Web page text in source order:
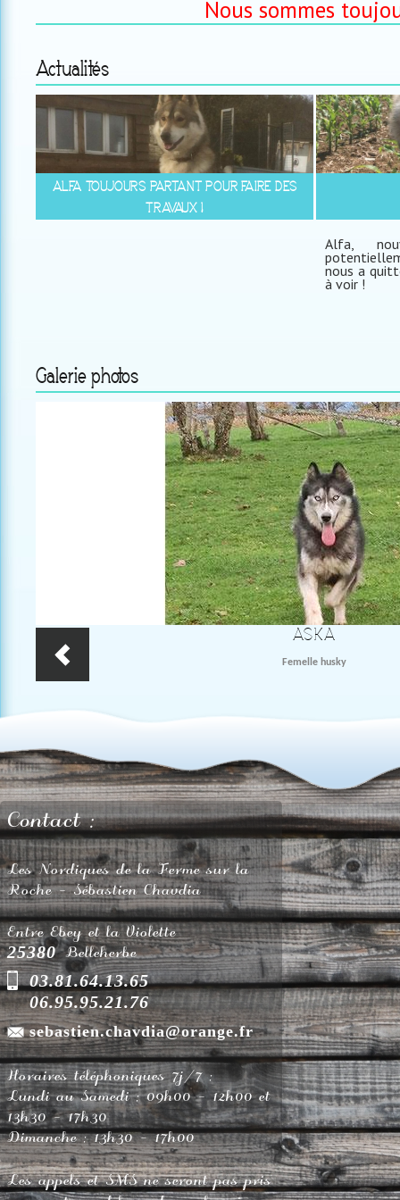
Nous sommes
Actualités
ALFA TOUJOURS PARTANT POUR FAIRE DES
TRAVAUX !
Alfa,
nous a
à voir !
Galerie photos
ASKA
Femelle husky
DOLLY
Femelle husky
Contact :
Les Nordiques de la Ferme sur la
Roche - Sébastien Chavdia
Entre Ebey et la Violette
25380 Belleherbe
03.81.64.13.65
06.95.95.21.76
sebastien.chavdia@orange.fr
Horaires téléphoniques 7j/7 :
Lundi au Samedi : 09h00 - 12h00 et
13h30 - 17h30
Dimanche : 13h30 - 17h00
Les appels et SMS ne seront pas pris